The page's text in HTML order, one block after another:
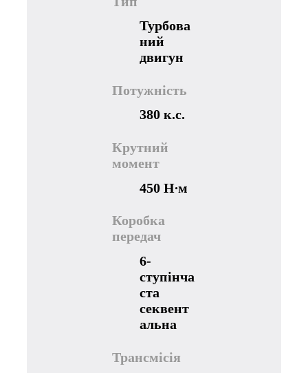
Турбова
ний
двигун
Потужність
380 к.с.
Крутний
момент
450 Н∙м
Коробка
передач
6-
ступінча
ста
секвент
альна
Трансмісія